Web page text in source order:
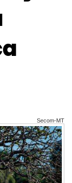
Secom-MT